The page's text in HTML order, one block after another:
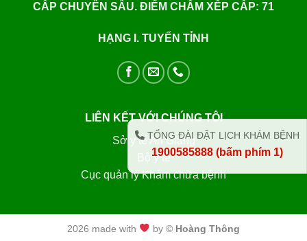
CẤP CHUYÊN SÂU. ĐIỂM CHẤM XẾP CẤP: 71
HẠNG I. TUYẾN TỈNH
LIÊN KẾT VỚI CHÚNG TÔI
Sở y tế An Giang
Bộ y tế
Cục quản lý Khám chữa bệnh
2026 made with by © Hoàng Thông
TỔNG ĐÀI ĐẶT LỊCH KHÁM BỆNH
1900585888 (bấm phím 1)